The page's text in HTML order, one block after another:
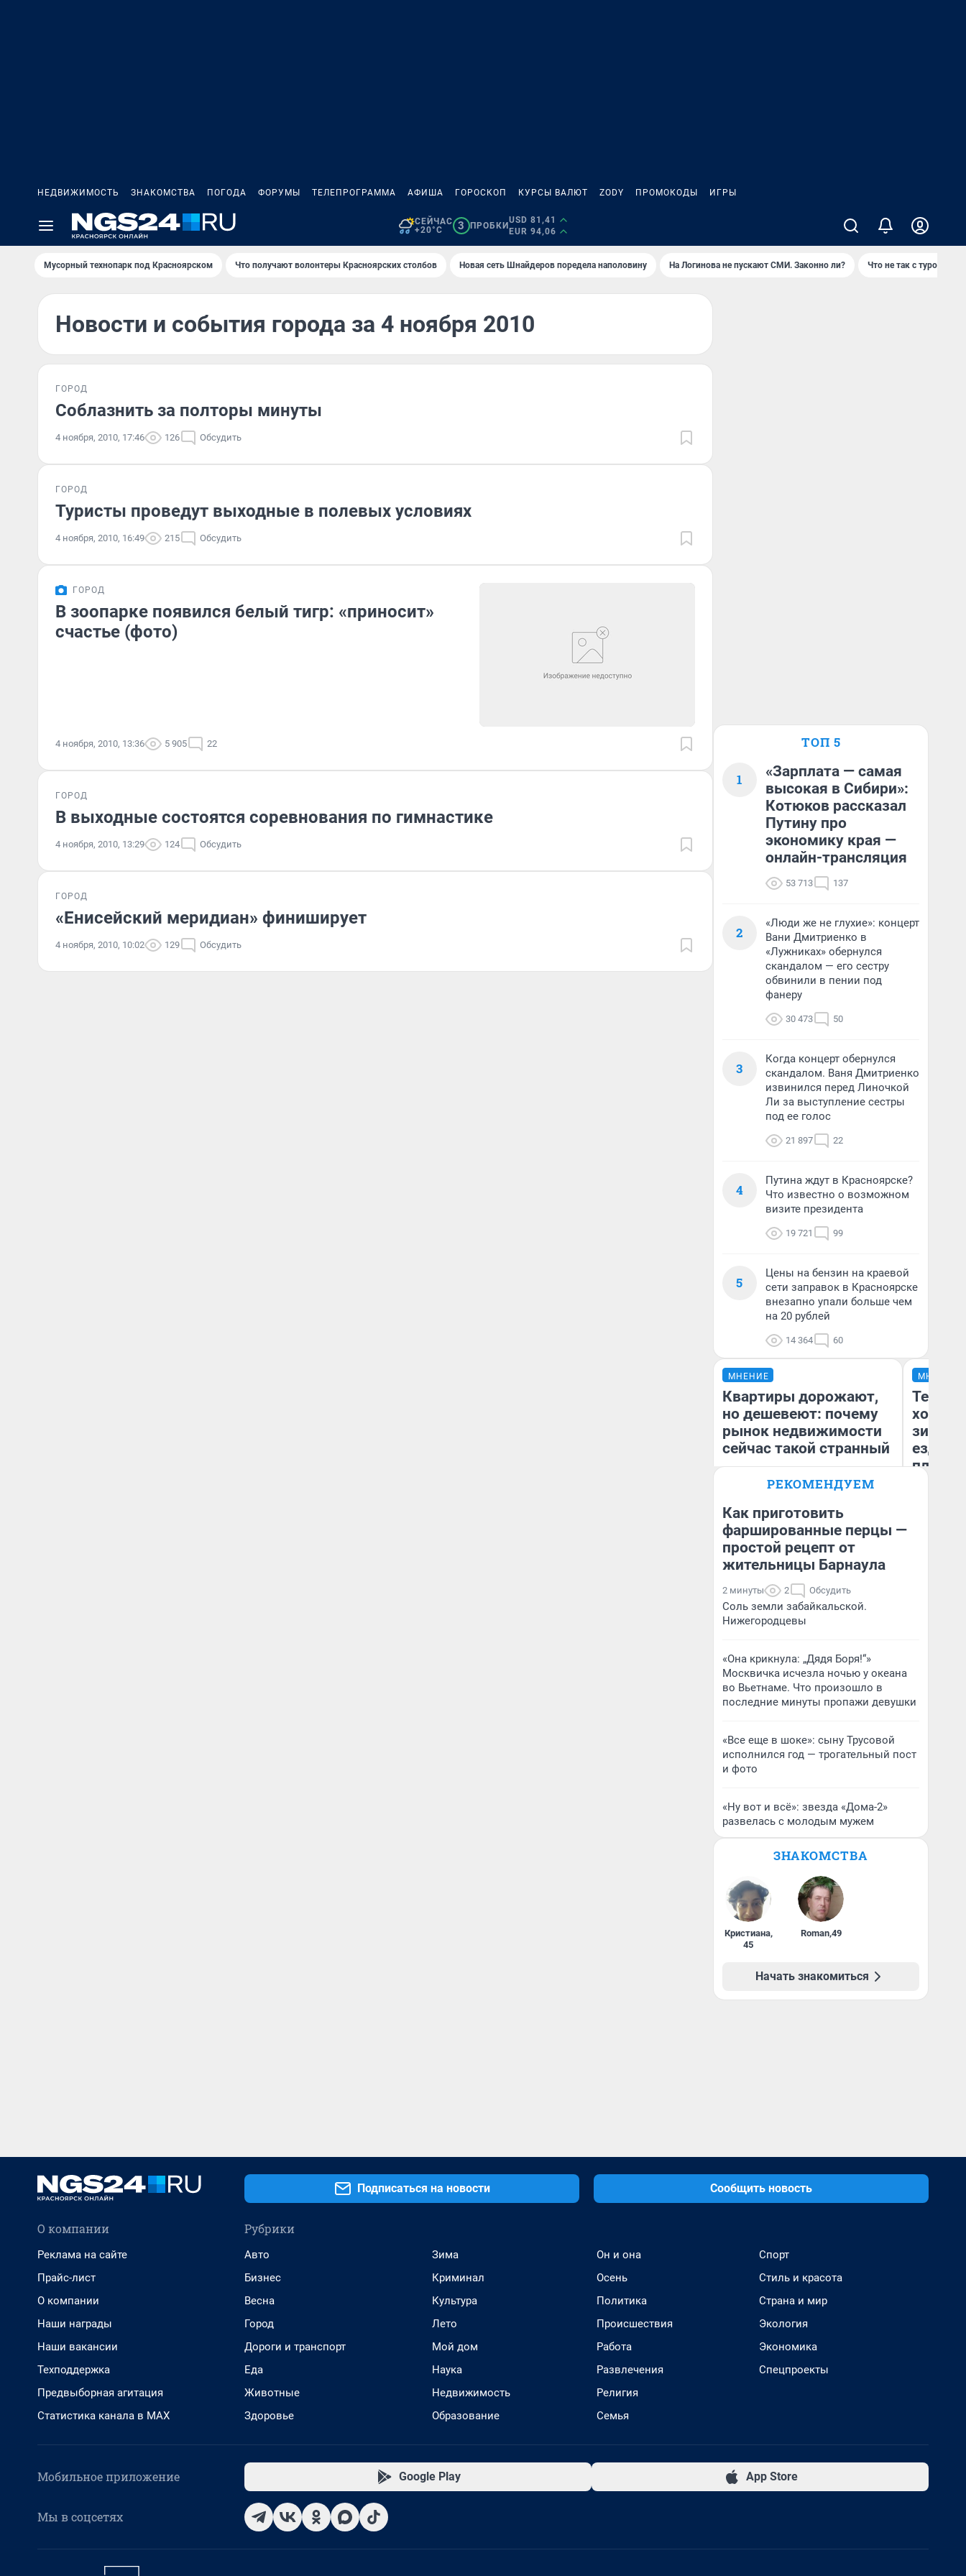
НЕДВИЖИМОСТЬ ЗНАКОМСТВА ПОГОДА ФОРУМЫ ТЕЛЕПРОГРАММА АФИША ГОРОСКОП КУРСЫ ВАЛЮТ ZODY ПРОМОКОДЫ ИГРЫ
СЕЙЧАС
+20°C
3 ПРОБКИ
USD 81,41
EUR 94,06
Мусорный технопарк под Крaсноярском Что получают волонтеры Красноярских столбов Новая сеть Шнайдеров поредела наполовину На Логинова не пускают СМИ. Законно ли? Что не так с туром на
Новости и события города за 4 ноября 2010
ГОРОД
Соблазнить за полторы минуты
4 ноября, 2010, 17:46 126 Обсудить
ГОРОД
Туристы проведут выходные в полевых условиях
4 ноября, 2010, 16:49 215 Обсудить
ГОРОД
В зоопарке появился белый тигр: «приносит»
счастье (фото)
4 ноября, 2010, 13:36 5 905 22
ГОРОД
В выходные состоятся соревнования по гимнастике
4 ноября, 2010, 13:29 124 Обсудить
ГОРОД
«Енисейский меридиан» финиширует
4 ноября, 2010, 10:02 129 Обсудить
ТОП 5
1
«Зарплата — самая
высокая в Сибири»:
Котюков рассказал
Путину про
экономику края —
онлайн-трансляция
53 713 137
2
«Люди же не глухие»: концерт
Вани Дмитриенко в
«Лужниках» обернулся
скандалом — его сестру
обвинили в пении под
фанеру
30 473 50
3
Когда концерт обернулся
скандалом. Ваня Дмитриенко
извинился перед Линочкой
Ли за выступление сестры
под ее голос
21 897 22
4
Путина ждут в Красноярске?
Что известно о возможном
визите президента
19 721 99
5
Цены на бензин на краевой
сети заправок в Красноярске
внезапно упали больше чем
на 20 рублей
14 364 60
МНЕНИЕ
Квартиры дорожают,
но дешевеют: почему
рынок недвижимости
сейчас такой странный
Екатерина Торопова
директор агентства
недвижимости
МНЕНИЕ
Тепло
зимой.
ездит
плюсы
РЕКОМЕНДУЕМ
Как приготовить
фаршированные перцы —
простой рецепт от
жительницы Барнаула
2 минуты 2 Обсудить
Соль земли забайкальской.
Нижегородцевы
«Она крикнула: „Дядя Боря!“»
Москвичка исчезла ночью у океана
во Вьетнаме. Что произошло в
последние минуты пропажи девушки
«Все еще в шоке»: сыну Трусовой
исполнился год — трогательный пост
и фото
«Ну вот и всё»: звезда «Дома-2»
развелась с молодым мужем
ЗНАКОМСТВА
Кристиана,
45
Roman,49
Начать знакомиться
Подписаться на новости Сообщить новость
О компании
Реклама на сайте
Прайс-лист
О компании
Наши награды
Наши вакансии
Техподдержка
Предвыборная агитация
Статистика канала в MAX
Рубрики
Авто
Бизнес
Весна
Город
Дороги и транспорт
Еда
Животные
Здоровье
Зима
Криминал
Культура
Лето
Мой дом
Наука
Недвижимость
Образование
Он и она
Осень
Политика
Происшествия
Работа
Развлечения
Религия
Семья
Спорт
Стиль и красота
Страна и мир
Экология
Экономика
Спецпроекты
Мобильное приложение Google Play App Store
Мы в соцсетях